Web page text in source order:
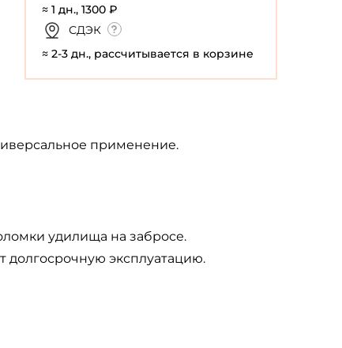
≈ 1 дн., 1300 ₽
СДЭК
≈ 2-3 дн., рассчитывается в корзине
применение.
удилища на забросе.
долгосрочную эксплуатацию.